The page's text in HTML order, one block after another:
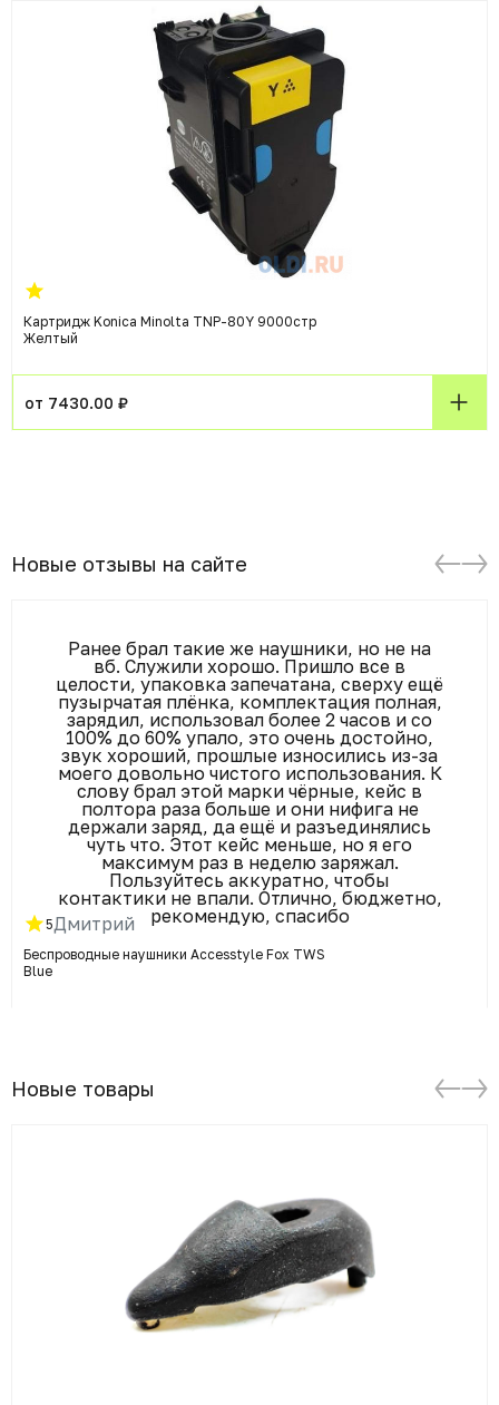
Картридж Konica Minolta TNP-80Y 9000стр
Желтый
от 7430.00 ₽
Новые отзывы на сайте
Ранее брал такие же наушники, но не на
вб. Служили хорошо. Пришло все в
целости, упаковка запечатана, сверху ещё
пузырчатая плёнка, комплектация полная,
зарядил, использовал более 2 часов и со
100% до 60% упало, это очень достойно,
звук хороший, прошлые износились из-за
моего довольно чистого использования. К
слову брал этой марки чёрные, кейс в
полтора раза больше и они нифига не
держали заряд, да ещё и разъединялись
чуть что. Этот кейс меньше, но я его
максимум раз в неделю заряжал.
Пользуйтесь аккуратно, чтобы
контактики не впали. Отлично, бюджетно,
рекомендую, спасибо
5Дмитрий
Беспроводные наушники Accesstyle Fox TWS
Blue
Новые товары